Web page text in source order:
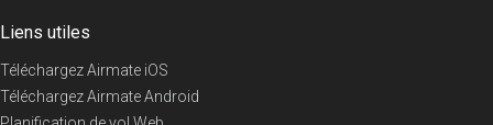
Liens utiles
Téléchargez Airmate iOS
Téléchargez Airmate Android